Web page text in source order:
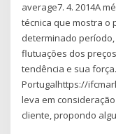
average7. 4. 2014A
técnica que mostra o
determinado
flutuações dos
tendência e sua
Portugalhttps://
leva em
cliente, propondo